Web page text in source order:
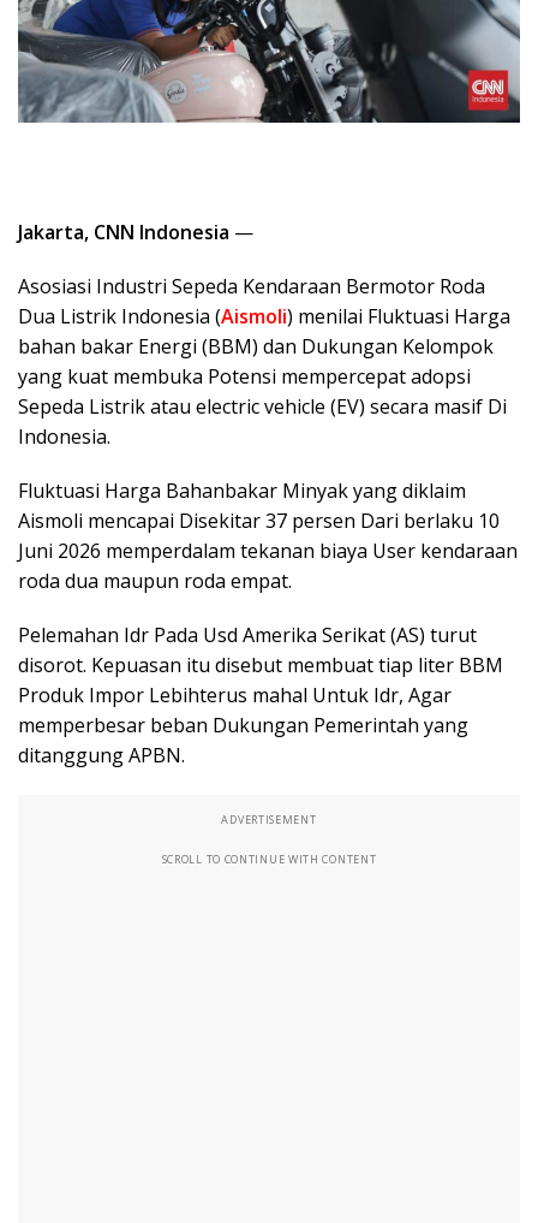
Jakarta, CNN Indonesia —
Asosiasi Industri Sepeda Kendaraan Bermotor Roda
Dua Listrik Indonesia (Aismoli) menilai Fluktuasi Harga
bahan bakar Energi (BBM) dan Dukungan Kelompok
yang kuat membuka Potensi mempercepat adopsi
Sepeda Listrik atau electric vehicle (EV) secara masif Di
Indonesia.
Fluktuasi Harga Bahanbakar Minyak yang diklaim
Aismoli mencapai Disekitar 37 persen Dari berlaku 10
Juni 2026 memperdalam tekanan biaya User kendaraan
roda dua maupun roda empat.
Pelemahan Idr Pada Usd Amerika Serikat (AS) turut
disorot. Kepuasan itu disebut membuat tiap liter BBM
Produk Impor Lebihterus mahal Untuk Idr, Agar
memperbesar beban Dukungan Pemerintah yang
ditanggung APBN.
ADVERTISEMENT
SCROLL TO CONTINUE WITH CONTENT